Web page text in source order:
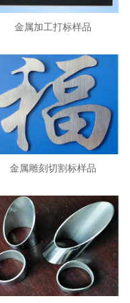
金属加工打标样品
金属雕刻切割标样品